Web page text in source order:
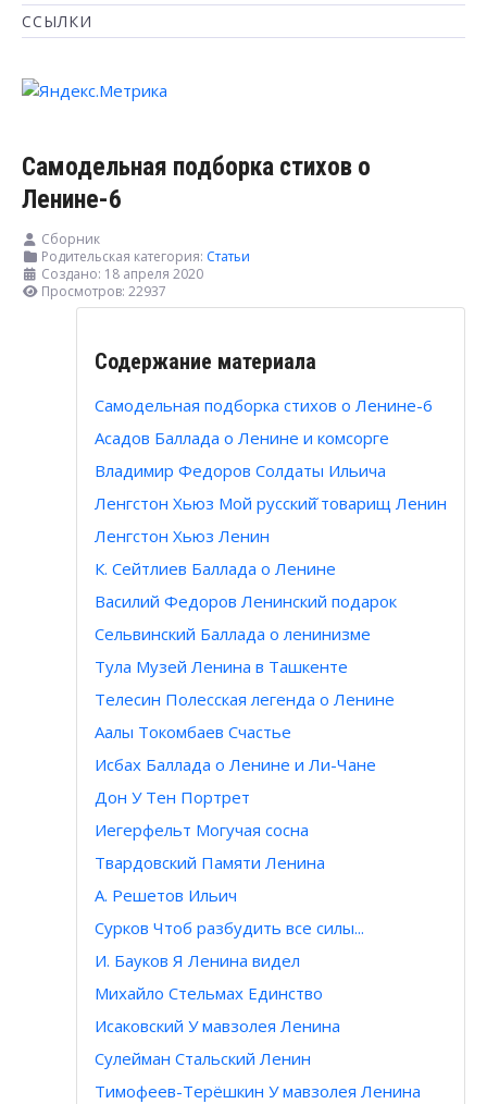
ССЫЛКИ
Самодельная подборка стихов о
Ленине-6
Сборник
Родительская категория: Статьи
Создано: 18 апреля 2020
Просмотров: 22937
Содержание материала
Самодельная подборка стихов о Ленине-6
Асадов Баллада о Ленине и комсорге
Владимир Федоров Солдаты Ильича
Ленгстон Хьюз Мой русский̆ товарищ Ленин
Ленгстон Хьюз Ленин
К. Сейтлиев Баллада о Ленине
Василий Федоров Ленинский подарок
Сельвинский Баллада о ленинизме
Тула Музей Ленина в Ташкенте
Телесин Полесская легенда о Ленине
Аалы Токомбаев Счастье
Исбах Баллада о Ленине и Ли-Чане
Дон У Тен Портрет
Иегерфельт Могучая сосна
Твардовский Памяти Ленина
А. Решетов Ильич
Сурков Чтоб разбудить все силы...
И. Бауков Я Ленина видел
Михайло Стельмах Единство
Исаковский У мавзолея Ленина
Сулейман Стальский Ленин
Тимофеев-Терёшкин У мавзолея Ленина